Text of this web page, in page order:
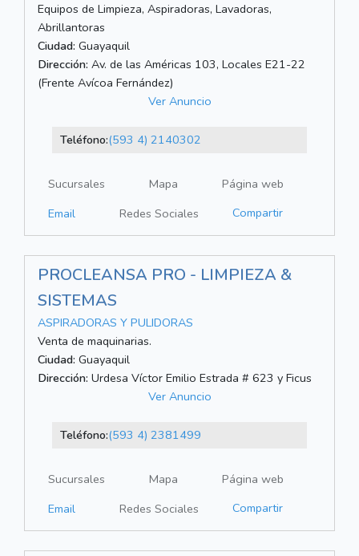
Equipos de Limpieza, Aspiradoras, Lavadoras,
Abrillantoras
Ciudad: Guayaquil
Dirección: Av. de las Américas 103, Locales E21-22
(Frente Avícoa Fernández)
Ver Anuncio
Teléfono:(593 4) 2140302
Sucursales Mapa
Página web
Email
Redes Sociales Compartir
PROCLEANSA PRO - LIMPIEZA &
SISTEMAS
ASPIRADORAS Y PULIDORAS
Venta de maquinarias.
Ciudad: Guayaquil
Dirección: Urdesa Víctor Emilio Estrada # 623 y Ficus
Ver Anuncio
Teléfono:(593 4) 2381499
Sucursales Mapa
Página web
Email
Redes Sociales Compartir